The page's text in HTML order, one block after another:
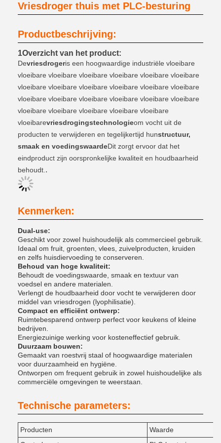
Vriesdroger thuis met PLC-besturing
Productbeschrijving:
1Overzicht van het product:
Devriesdrogeris een hoogwaardige industriële vloeibare
vloeibare vloeibare vloeibare vloeibare vloeibare vloeibare
vloeibare vloeibare vloeibare vloeibare vloeibare vloeibare
vloeibare vloeibare vloeibare vloeibare vloeibare vloeibare
vloeibare vloeibare vloeibare vloeibare vloeibare
vloeibarevriesdrogingstechnologieom vocht uit de
producten te verwijderen en tegelijkertijd hunstructuur,
smaak en voedingswaardeDit zorgt ervoor dat het
eindproduct zijn oorspronkelijke kwaliteit en houdbaarheid
behoudt. .
Kenmerken:
Dual-use:
Geschikt voor zowel huishoudelijk als commercieel gebruik.
Ideaal om fruit, groenten, vlees, zuivelproducten, kruiden
en zelfs huisdiervoeding te conserveren.
Behoud van hoge kwaliteit:
Behoudt de voedingswaarde, smaak en textuur van
voedsel en andere materialen.
Verlengt de houdbaarheid door vocht te verwijderen door
middel van vriesdrogen (lyophilisatie).
Compact en efficiënt ontwerp:
Ruimtebesparend ontwerp perfect voor keukens of kleine
bedrijven.
Energiezuinige werking voor kosteneffectief gebruik.
Duurzaam bouwen:
Gemaakt van roestvrij staal of hoogwaardige materialen
voor duurzaamheid en hygiëne.
Ontworpen om frequent gebruik in zowel huishoudelijke als
commerciële omgevingen te weerstaan.
Technische parameters:
Producten
Waarde